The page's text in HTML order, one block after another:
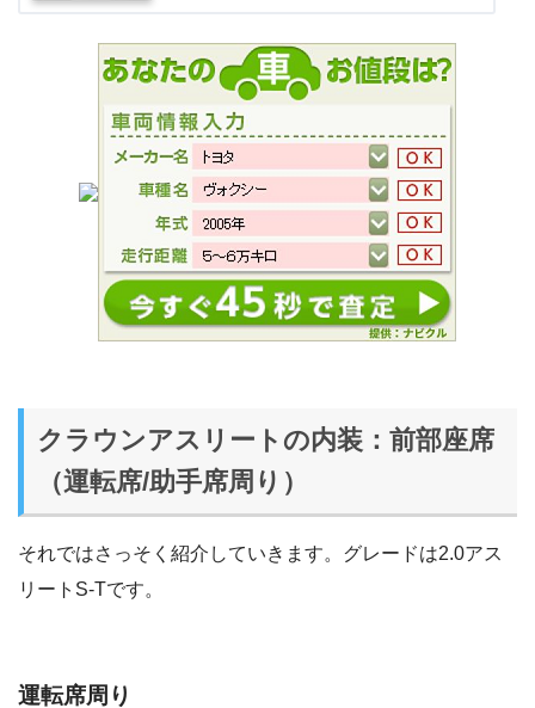
クラウンアスリートの内装：前部座席
（運転席/助手席周り）
それではさっそく紹介していきます。グレードは2.0アス
リートS-Tです。
運転席周り